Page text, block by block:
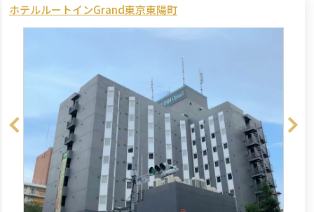
ホテルルートインGrand東京東陽町